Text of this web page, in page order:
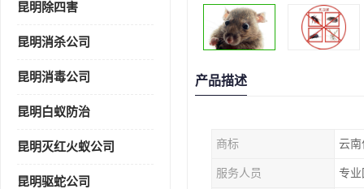
昆明除四害
昆明消杀公司
昆明消毒公司
昆明白蚁防治
昆明灭红火蚁公司
昆明驱蛇公司
产品描述
商标 云南
服务人员 专业